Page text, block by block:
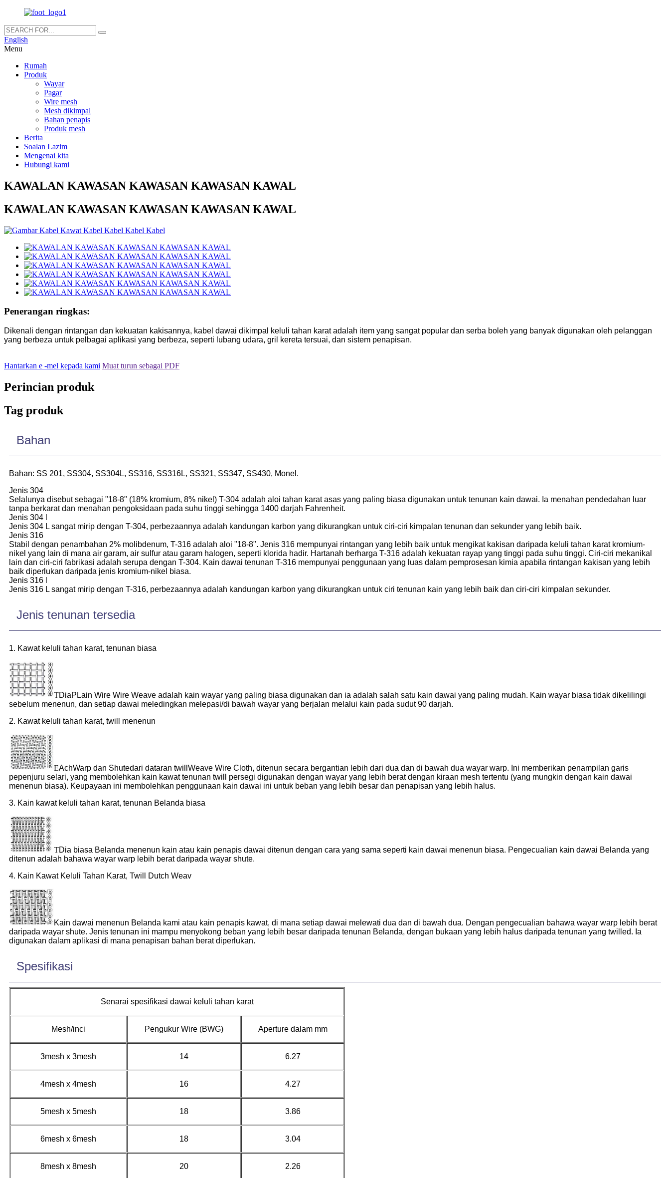
English
Menu
Rumah
Produk
Wayar
Pagar
Wire mesh
Mesh dikimpal
Bahan penapis
Produk mesh
Berita
Soalan Lazim
Mengenai kita
Hubungi kami
KAWALAN KAWASAN KAWASAN KAWASAN KAWAL
KAWALAN KAWASAN KAWASAN KAWASAN KAWAL
Penerangan ringkas:
Dikenali dengan rintangan dan kekuatan kakisannya, kabel dawai dikimpal keluli tahan karat adalah item yang sangat popular dan serba boleh yang banyak digunakan oleh pelanggan
yang berbeza untuk pelbagai aplikasi yang berbeza, seperti lubang udara, gril kereta tersuai, dan sistem penapisan.
Hantarkan e -mel kepada kami Muat turun sebagai PDF
Perincian produk
Tag produk
Bahan
Bahan: SS 201, SS304, SS304L, SS316, SS316L, SS321, SS347, SS430, Monel.
Jenis 304
Selalunya disebut sebagai "18-8" (18% kromium, 8% nikel) T-304 adalah aloi tahan karat asas yang paling biasa digunakan untuk tenunan kain dawai. Ia menahan pendedahan luar
tanpa berkarat dan menahan pengoksidaan pada suhu tinggi sehingga 1400 darjah Fahrenheit.
Jenis 304 l
Jenis 304 L sangat mirip dengan T-304, perbezaannya adalah kandungan karbon yang dikurangkan untuk ciri-ciri kimpalan tenunan dan sekunder yang lebih baik.
Jenis 316
Stabil dengan penambahan 2% molibdenum, T-316 adalah aloi "18-8". Jenis 316 mempunyai rintangan yang lebih baik untuk mengikat kakisan daripada keluli tahan karat kromium-
nikel yang lain di mana air garam, air sulfur atau garam halogen, seperti klorida hadir. Hartanah berharga T-316 adalah kekuatan rayap yang tinggi pada suhu tinggi. Ciri-ciri mekanikal
lain dan ciri-ciri fabrikasi adalah serupa dengan T-304. Kain dawai tenunan T-316 mempunyai penggunaan yang luas dalam pemprosesan kimia apabila rintangan kakisan yang lebih
baik diperlukan daripada jenis kromium-nikel biasa.
Jenis 316 l
Jenis 316 L sangat mirip dengan T-316, perbezaannya adalah kandungan karbon yang dikurangkan untuk ciri tenunan kain yang lebih baik dan ciri-ciri kimpalan sekunder.
Jenis tenunan tersedia
1. Kawat keluli tahan karat, tenunan biasa
TDiaP Lain Wire Wire Weave adalah kain wayar yang paling biasa digunakan dan ia adalah salah satu kain dawai yang paling mudah. Kain wayar biasa tidak dikelilingi
sebelum menenun, dan setiap dawai meledingkan melepasi/di bawah wayar yang berjalan melalui kain pada sudut 90 darjah.
2. Kawat keluli tahan karat, twill menenun
EAchWarp dan Shutedari dataran twill Weave Wire Cloth, ditenun secara bergantian lebih dari dua dan di bawah dua wayar warp. Ini memberikan penampilan garis
pepenjuru selari, yang membolehkan kain kawat tenunan twill persegi digunakan dengan wayar yang lebih berat dengan kiraan mesh tertentu (yang mungkin dengan kain dawai
menenun biasa). Keupayaan ini membolehkan penggunaan kain dawai ini untuk beban yang lebih besar dan penapisan yang lebih halus.
3. Kain kawat keluli tahan karat, tenunan Belanda biasa
TDia biasa Belanda menenun kain atau kain penapis dawai ditenun dengan cara yang sama seperti kain dawai menenun biasa. Pengecualian kain dawai Belanda yang
ditenun adalah bahawa wayar warp lebih berat daripada wayar shute.
4. Kain Kawat Keluli Tahan Karat, Twill Dutch Weav
Kain dawai menenun Belanda kami atau kain penapis kawat, di mana setiap dawai melewati dua dan di bawah dua. Dengan pengecualian bahawa wayar warp lebih berat
daripada wayar shute. Jenis tenunan ini mampu menyokong beban yang lebih besar daripada tenunan Belanda, dengan bukaan yang lebih halus daripada tenunan yang twilled. Ia
digunakan dalam aplikasi di mana penapisan bahan berat diperlukan.
Spesifikasi
Senarai spesifikasi dawai keluli tahan karat
Mesh/inci Pengukur Wire (BWG) Aperture dalam mm
3mesh x 3mesh 14 6.27
4mesh x 4mesh 16 4.27
5mesh x 5mesh 18 3.86
6mesh x 6mesh 18 3.04
8mesh x 8mesh 20 2.26